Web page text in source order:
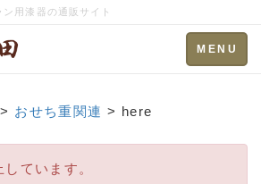
用漆器の通販サイト
Toggle
navigation
MENU
> おせち重関連 > here
ています。